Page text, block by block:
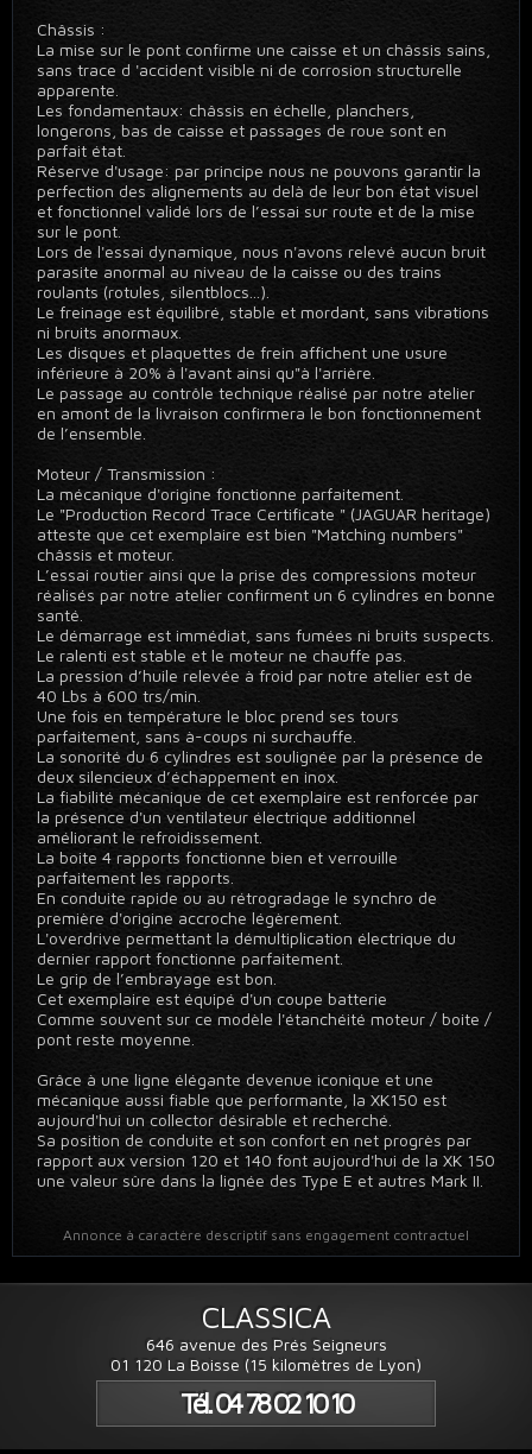
Châssis :
La mise sur le pont confirme une caisse et un châssis sains,
sans trace d 'accident visible ni de corrosion structurelle
apparente.
Les fondamentaux: châssis en échelle, planchers,
longerons, bas de caisse et passages de roue sont en
parfait état.
Réserve d'usage: par principe nous ne pouvons garantir la
perfection des alignements au delà de leur bon état visuel
et fonctionnel validé lors de l’essai sur route et de la mise
sur le pont.
Lors de l'essai dynamique, nous n'avons relevé aucun bruit
parasite anormal au niveau de la caisse ou des trains
roulants (rotules, silentblocs...).
Le freinage est équilibré, stable et mordant, sans vibrations
ni bruits anormaux.
Les disques et plaquettes de frein affichent une usure
inférieure à 20% à l'avant ainsi qu"à l'arrière.
Le passage au contrôle technique réalisé par notre atelier
en amont de la livraison confirmera le bon fonctionnement
de l’ensemble.
Moteur / Transmission :
La mécanique d'origine fonctionne parfaitement.
Le "Production Record Trace Certificate " (JAGUAR heritage)
atteste que cet exemplaire est bien "Matching numbers"
châssis et moteur.
L’essai routier ainsi que la prise des compressions moteur
réalisés par notre atelier confirment un 6 cylindres en bonne
santé.
Le démarrage est immédiat, sans fumées ni bruits suspects.
Le ralenti est stable et le moteur ne chauffe pas.
La pression d’huile relevée à froid par notre atelier est de
40 Lbs à 600 trs/min.
Une fois en température le bloc prend ses tours
parfaitement, sans à-coups ni surchauffe.
La sonorité du 6 cylindres est soulignée par la présence de
deux silencieux d’échappement en inox.
La fiabilité mécanique de cet exemplaire est renforcée par
la présence d'un ventilateur électrique additionnel
améliorant le refroidissement.
La boite 4 rapports fonctionne bien et verrouille
parfaitement les rapports.
En conduite rapide ou au rétrogradage le synchro de
première d'origine accroche légèrement.
L'overdrive permettant la démultiplication électrique du
dernier rapport fonctionne parfaitement.
Le grip de l’embrayage est bon.
Cet exemplaire est équipé d'un coupe batterie
Comme souvent sur ce modèle l'étanchéité moteur / boite /
pont reste moyenne.
Grâce à une ligne élégante devenue iconique et une
mécanique aussi fiable que performante, la XK150 est
aujourd'hui un collector désirable et recherché.
Sa position de conduite et son confort en net progrès par
rapport aux version 120 et 140 font aujourd'hui de la XK 150
une valeur sûre dans la lignée des Type E et autres Mark II.
Annonce à caractère descriptif sans engagement contractuel
CLASSICA
646 avenue des Prés Seigneurs
01 120 La Boisse (15 kilomètres de Lyon)
Tél. 04 78 02 10 10